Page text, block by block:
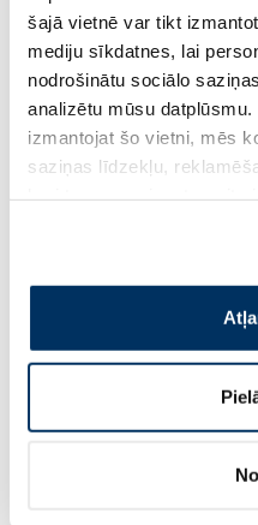
šajā vietnē var tikt
mediju sīkdatnes, lai
nodrošinātu sociālo
analizētu mūsu
izmantojat šo vietni, mēs
saziņas līdzekļu,
pakalpojumus. Ja
izmantošanai, lūdzu,